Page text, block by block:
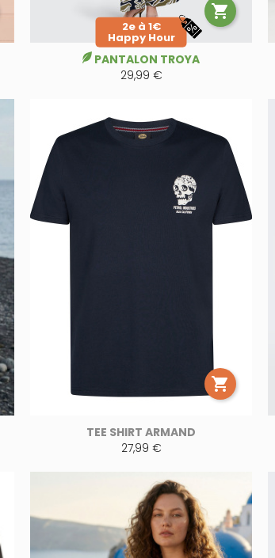

PANTALON TROYA
29,99 €
2e à 1€
Happy Hour

TEE SHIRT ARMAND
27,99 €